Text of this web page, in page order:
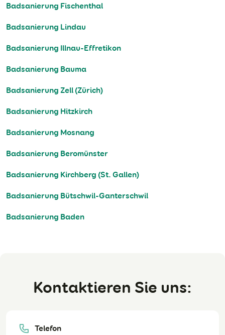
Badsanierung Fischenthal
Badsanierung Lindau
Badsanierung Illnau-Effretikon
Badsanierung Bauma
Badsanierung Zell (Zürich)
Badsanierung Hitzkirch
Badsanierung Mosnang
Badsanierung Beromünster
Badsanierung Kirchberg (St. Gallen)
Badsanierung Bütschwil-Ganterschwil
Badsanierung Baden
Kontaktieren Sie uns:
Telefon